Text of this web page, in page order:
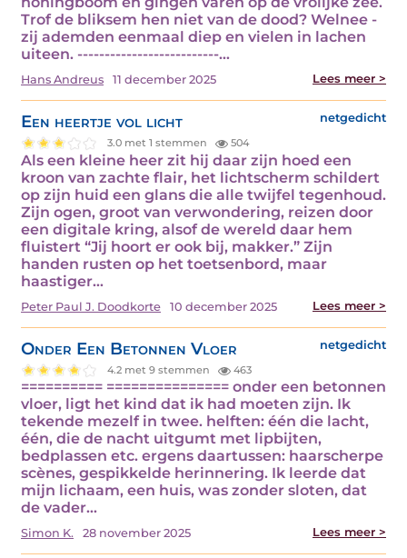
Trof de bliksem hen niet van de dood? Welnee -
zij ademden eenmaal diep en vielen in lachen
uiteen. --------------------------…
Hans Andreus 11 december 2025 Lees meer >
Een heertje vol licht netgedicht
3.0 met 1 stemmen 504
Als een kleine heer zit hij daar zijn hoed een
kroon van zachte flair, het lichtscherm schildert
op zijn huid een glans die alle twijfel tegenhoud.
Zijn ogen, groot van verwondering, reizen door
een digitale kring, alsof de wereld daar hem
fluistert “Jij hoort er ook bij, makker.” Zijn
handen rusten op het toetsenbord, maar
haastiger…
Peter Paul J. Doodkorte 10 december 2025 Lees meer >
Onder Een Betonnen Vloer netgedicht
4.2 met 9 stemmen 463
========== =============== onder een betonnen
vloer, ligt het kind dat ik had moeten zijn. Ik
tekende mezelf in twee. helften: één die lacht,
één, die de nacht uitgumt met lipbijten,
bedplassen etc. ergens daartussen: haarscherpe
scènes, gespikkelde herinnering. Ik leerde dat
mijn lichaam, een huis, was zonder sloten, dat
de vader…
Simon K. 28 november 2025 Lees meer >